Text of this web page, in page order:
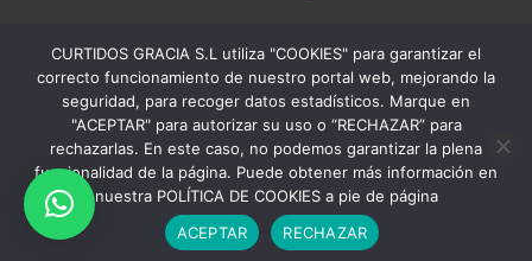
© Copyright 2024 Curtidos Gracia, S.A. | Todos los
derechos reservados | Diseño web:Publiedit
CURTIDOS GRACIA S.L utiliza "COOKIES" para garantizar el
correcto funcionamiento de nuestro portal web, mejorando la
seguridad, para recoger datos estadísticos. Marque en
"ACEPTAR" para autorizar su uso o “RECHAZAR” para
rechazarlas. En este caso, no podemos garantizar la plena
funcionalidad de la página. Puede obtener más información en
nuestra POLÍTICA DE COOKIES a pie de página
ACEPTAR
RECHAZAR